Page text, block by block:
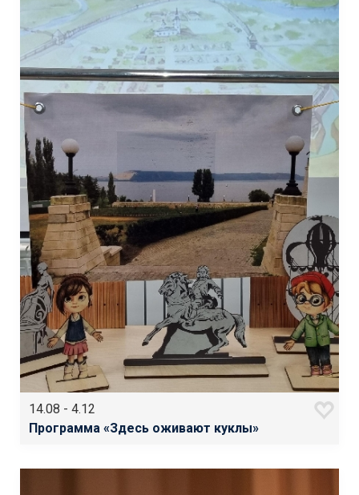
14.08 - 4.12
Программа «Здесь оживают куклы»